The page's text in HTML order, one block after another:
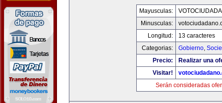
Mayusculas:
Minusculas:
Longitud:
13 caracteres
Categorias:
Gobierno,
Precio:
Realizar una
Visitar!
Serán consideradas